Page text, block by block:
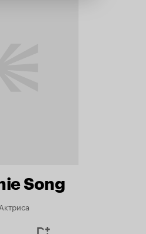
Song
Актриса